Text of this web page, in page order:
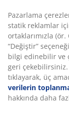
SKU: 4912726
Özellikler
İncelemeler
Pazarlama
statik reklamlar
ortaklarımızla (ör.
“Değiştir”
bilgi edinebilir ve
geri çekebilirsiniz.
tıklayarak, üç
verilerin
hakkında daha